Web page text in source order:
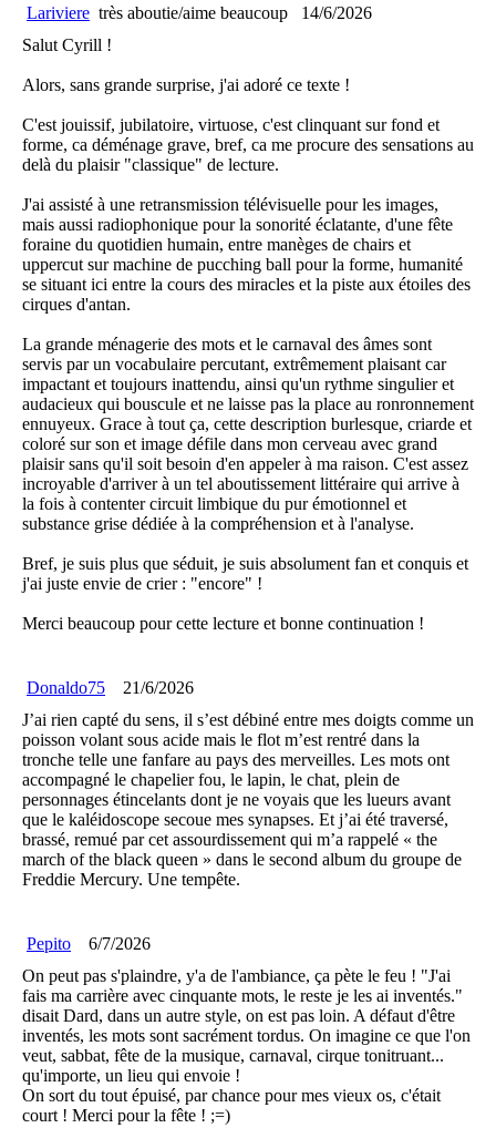
Lariviere très aboutie/aime beaucoup
14/6/2026
Salut Cyrill !
Alors, sans grande surprise, j'ai adoré ce texte !
C'est jouissif, jubilatoire, virtuose, c'est clinquant sur fond et
forme, ca déménage grave, bref, ca me procure des sensations au
delà du plaisir "classique" de lecture.
J'ai assisté à une retransmission télévisuelle pour les images,
mais aussi radiophonique pour la sonorité éclatante, d'une fête
foraine du quotidien humain, entre manèges de chairs et
uppercut sur machine de pucching ball pour la forme, humanité
se situant ici entre la cours des miracles et la piste aux étoiles des
cirques d'antan.
La grande ménagerie des mots et le carnaval des âmes sont
servis par un vocabulaire percutant, extrêmement plaisant car
impactant et toujours inattendu, ainsi qu'un rythme singulier et
audacieux qui bouscule et ne laisse pas la place au ronronnement
ennuyeux. Grace à tout ça, cette description burlesque, criarde et
coloré sur son et image défile dans mon cerveau avec grand
plaisir sans qu'il soit besoin d'en appeler à ma raison. C'est assez
incroyable d'arriver à un tel aboutissement littéraire qui arrive à
la fois à contenter circuit limbique du pur émotionnel et
substance grise dédiée à la compréhension et à l'analyse.
Bref, je suis plus que séduit, je suis absolument fan et conquis et
j'ai juste envie de crier : "encore" !
Merci beaucoup pour cette lecture et bonne continuation !
Donaldo75
21/6/2026
J’ai rien capté du sens, il s’est débiné entre mes doigts comme un
poisson volant sous acide mais le flot m’est rentré dans la
tronche telle une fanfare au pays des merveilles. Les mots ont
accompagné le chapelier fou, le lapin, le chat, plein de
personnages étincelants dont je ne voyais que les lueurs avant
que le kaléidoscope secoue mes synapses. Et j’ai été traversé,
brassé, remué par cet assourdissement qui m’a rappelé « the
march of the black queen » dans le second album du groupe de
Freddie Mercury. Une tempête.
Pepito
6/7/2026
On peut pas s'plaindre, y'a de l'ambiance, ça pète le feu ! "J'ai
fais ma carrière avec cinquante mots, le reste je les ai inventés."
disait Dard, dans un autre style, on est pas loin. A défaut d'être
inventés, les mots sont sacrément tordus. On imagine ce que l'on
veut, sabbat, fête de la musique, carnaval, cirque tonitruant...
qu'importe, un lieu qui envoie !
On sort du tout épuisé, par chance pour mes vieux os, c'était
court ! Merci pour la fête ! ;=)